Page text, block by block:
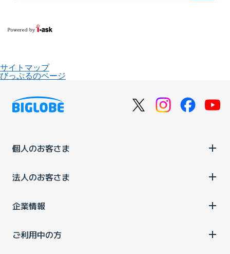
サイトマップ
びっぷるのページ
個人のお客さま
法人のお客さま
企業情報
ご利用中の方